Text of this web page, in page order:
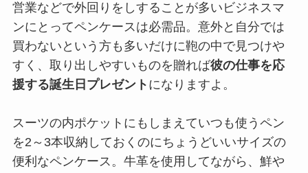
営業などで外回りをしすることが多いビジネスマ
ンにとってペンケースは必需品。意外と自分では
買わないという方も多いだけに鞄の中で見つけや
すく、取り出しやすいものを贈れば彼の仕事を応
援する誕生日プレゼント になりますよ。
スーツの内ポケットにもしまえていつも使うペン
を2～3本収納しておくのにちょうどいいサイズの
便利なペンケース。牛革を使用してながら、鮮や